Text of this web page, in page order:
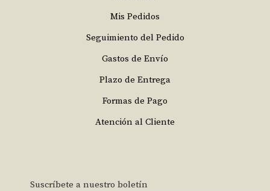
Mis Pedidos
Seguimiento del Pedido
Gastos de Envío
Plazo de Entrega
Formas de Pago
Atención al Cliente
Suscríbete a nuestro boletín